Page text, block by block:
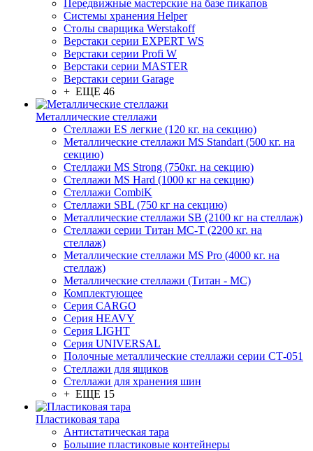
Передвижные мастерские на базе пикапов
Системы хранения Helper
Столы сварщика Werstakoff
Верстаки серии EXPERT WS
Верстаки серии Profi W
Верстаки серии MASTER
Верстаки серии Garage
+ ЕЩЕ 46
Металлические стеллажи
Стеллажи ES легкие (120 кг. на секцию)
Металлические стеллажи MS Standart (500 кг. на
секцию)
Стеллажи MS Strong (750кг. на секцию)
Стеллажи MS Hard (1000 кг на секцию)
Стеллажи CombiK
Стеллажи SBL (750 кг на секцию)
Металлические стеллажи SB (2100 кг на стеллаж)
Стеллажи серии Титан МС-Т (2200 кг. на
стеллаж)
Металлические стеллажи MS Pro (4000 кг. на
стеллаж)
Металлические стеллажи (Титан - МС)
Комплектующее
Серия CARGO
Серия HEAVY
Серия LIGHT
Серия UNIVERSAL
Полочные металлические стеллажи серии СТ-051
Стеллажи для ящиков
Стеллажи для хранения шин
+ ЕЩЕ 15
Пластиковая тара
Антистатическая тара
Большие пластиковые контейнеры